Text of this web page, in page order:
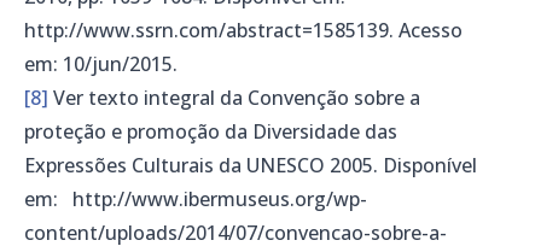
http://www.ssrn.com/abstract=1585139. Acesso
em: 10/jun/2015.
[8] Ver texto integral da Convenção sobre a
proteção e promoção da Diversidade das
Expressões Culturais da UNESCO 2005. Disponível
em: http://www.ibermuseus.org/wp-
content/uploads/2014/07/convencao-sobre-a-